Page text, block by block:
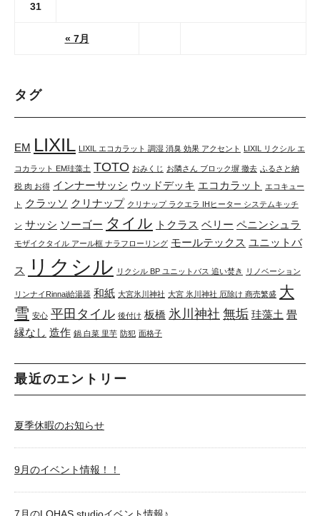
« 7月
31
タグ
EM LIXIL LIXIL エコカラット 調湿 消臭 効果 アクセント LIXIL リクシル エ
コカラット EM珪藻土 TOTO おみくじ お隣さん ブロック塀 撤去 ふるさと納
税 肉 お得 インナーサッシ ウッドデッキ エコカラット エコキュー
ト クラッソ クリナップ クリナップ ラクエラ IHヒーター システムキッチ
ン サッシ ソーゴー タイル トクラス ベリー ペニンシュラ
モザイクタイル アール框 ナラフローリング モールテックス ユニットバ
ス リクシル リクシル BP ユニットバス 追い焚き リノベーション
リンナイRinnai給湯器 和紙 大宮氷川神社 大宮 氷川神社 厄除け 商売繁盛 大
雪 安心 平田タイル 後付け 板橋 氷川神社 無垢 珪藻土 畳
縁なし 造作 鍋 白菜 里芋 防犯 面格子
最近のエントリー
夏季休暇のお知らせ
9月のイベント情報！！